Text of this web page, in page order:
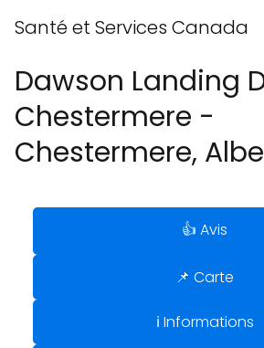
Santé et Services Canada
Dawson Landing
Chestermere -
Chestermere,
👍 Avis
📌 Carte
ℹ️ Informations